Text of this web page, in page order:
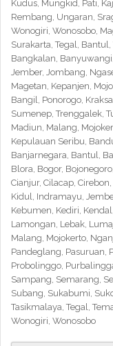
Kudus, Mungkid, Pati,
Rembang, Ungaran,
Wonogiri, Wonosobo,
Surakarta, Tegal,
Bangkalan,
Jember, Jombang,
Magetan, Kepanjen,
Bangil, Ponorogo,
Sumenep, Trenggalek,
Madiun, Malang,
Kepulauan Seribu,
Banjarnegara, Bantul,
Blora, Bogor,
Cianjur, Cilacap,
Kidul, Indramayu,
Kebumen, Kediri,
Lamongan, Lebak,
Malang, Mojokerto,
Pandeglang, Pasuruan,
Probolinggo,
Sampang, Semarang,
Subang, Sukabumi,
Tasikmalaya, Tegal,
Wonogiri, Wonosobo